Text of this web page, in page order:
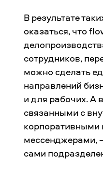
В результате
оказаться, что
сотрудников,
можно сделать
направлений
и для рабочих. А
связанными с
корпоративными
мессенджерами,
сами